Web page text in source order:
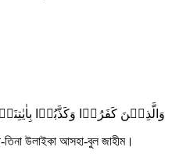
وَالَّذِیۡنَ کَفَرُوۡا وَکَذَّبُوۡا
তিনা উলাইকা আসহা-বুল জাহীম।